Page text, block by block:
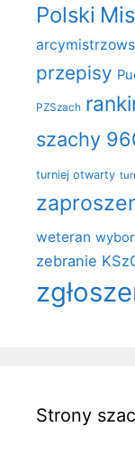
Polski
przepisy
PZSzach
szachy
turniej otwarty
weteran
zebranie
Strony